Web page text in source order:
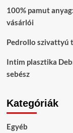
100% pamut
vásárlói
Pedrollo szivattyú
Intim plasztika
sebész
Kategóriák
Egyéb